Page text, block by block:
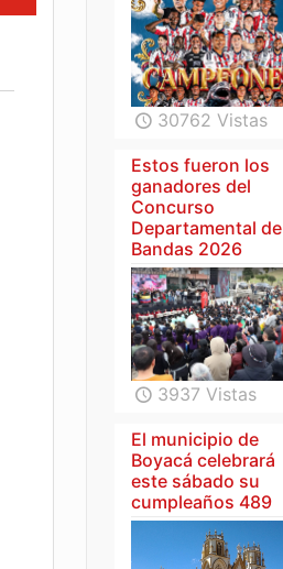
30762 Vistas
Estos fueron los
ganadores del
Concurso
Departamental de
Bandas 2026
3937 Vistas
El municipio de
Boyacá celebrará
este sábado su
cumpleaños 489